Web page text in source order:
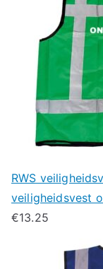
RWS
veiligheidsvest
€13.25